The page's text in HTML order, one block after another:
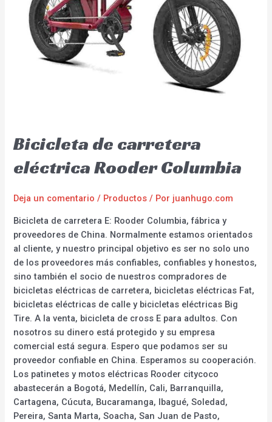
Bicicleta de carretera
eléctrica Rooder Columbia
Deja un comentario / Productos / Por juanhugo.com
Bicicleta de carretera E: Rooder Columbia, fábrica y
proveedores de China. Normalmente estamos orientados
al cliente, y nuestro principal objetivo es ser no solo uno
de los proveedores más confiables, confiables y honestos,
sino también el socio de nuestros compradores de
bicicletas eléctricas de carretera, bicicletas eléctricas Fat,
bicicletas eléctricas de calle y bicicletas eléctricas Big
Tire. A la venta, bicicleta de cross E para adultos. Con
nosotros su dinero está protegido y su empresa
comercial está segura. Espero que podamos ser su
proveedor confiable en China. Esperamos su cooperación.
Los patinetes y motos eléctricas Rooder citycoco
abastecerán a Bogotá, Medellín, Cali, Barranquilla,
Cartagena, Cúcuta, Bucaramanga, Ibagué, Soledad,
Pereira, Santa Marta, Soacha, San Juan de Pasto,